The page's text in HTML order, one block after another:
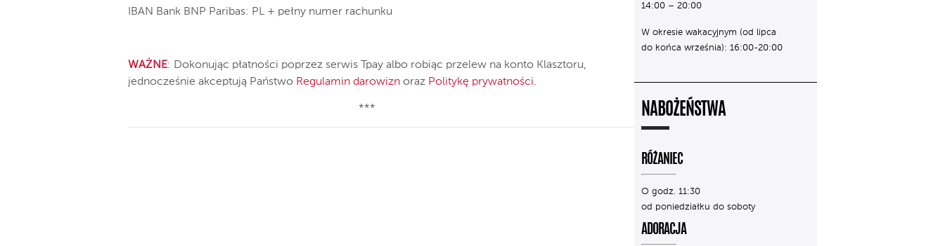
IBAN Bank BNP Paribas: PL + pełny numer rachunku
WAŻNE: Dokonując płatności poprzez serwis Tpay albo robiąc przelew na konto Klasztoru,
jednocześnie akceptują Państwo Regulamin darowizn oraz Politykę prywatności.
***
14:00 – 20:00
W okresie wakacyjnym (od lipca
do końca września): 16:00-20:00
NABOŻEŃSTWA
RÓŻANIEC
O godz. 11:30
od poniedziałku do soboty
ADORACJA